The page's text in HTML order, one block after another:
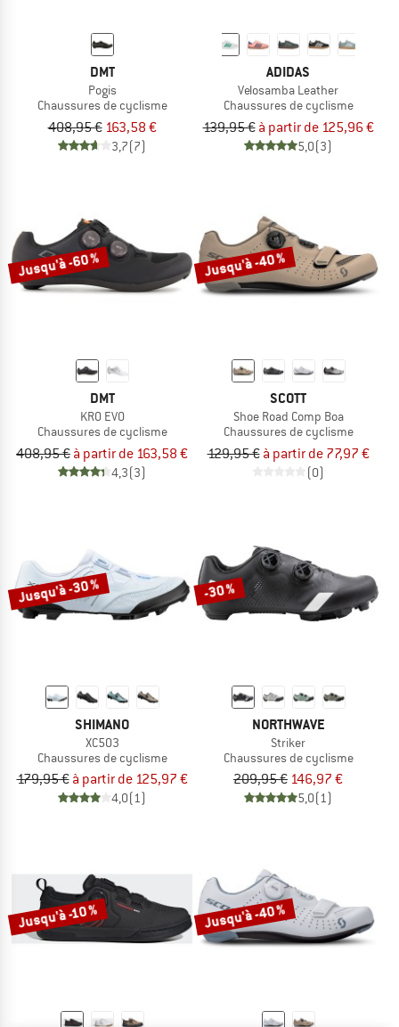
DMT
Pogis
Chaussures de cyclisme
408,95 € 163,58 €
3,7(7)
ADIDAS
Velosamba Leather
Chaussures de cyclisme
139,95 € à partir de 125,96 €
5,0(3)
Jusqu'à -60 %
DMT
KR0 EVO
Chaussures de cyclisme
408,95 € à partir de 163,58 €
4,3(3)
Jusqu'à -40 %
SCOTT
Shoe Road Comp Boa
Chaussures de cyclisme
129,95 € à partir de 77,97 €
(0)
Jusqu'à -30 %
SHIMANO
XC503
Chaussures de cyclisme
179,95 € à partir de 125,97 €
4,0(1)
-30 %
NORTHWAVE
Striker
Chaussures de cyclisme
209,95 € 146,97 €
5,0(1)
Jusqu'à -10 % Jusqu'à -40 %